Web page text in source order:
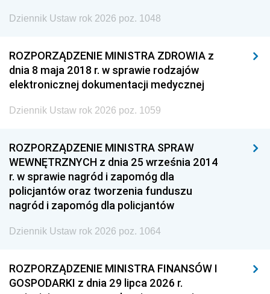
Dziennik Ustaw rok 2026 poz. 1048
ROZPORZĄDZENIE MINISTRA ZDROWIA z
dnia 8 maja 2018 r. w sprawie rodzajów
elektronicznej dokumentacji medycznej
Dziennik Ustaw rok 2026 poz. 1059
ROZPORZĄDZENIE MINISTRA SPRAW
WEWNĘTRZNYCH z dnia 25 września 2014
r. w sprawie nagród i zapomóg dla
policjantów oraz tworzenia funduszu
nagród i zapomóg dla policjantów
Dziennik Ustaw rok 2026 poz. 1064
ROZPORZĄDZENIE MINISTRA FINANSÓW I
GOSPODARKI z dnia 29 lipca 2026 r.